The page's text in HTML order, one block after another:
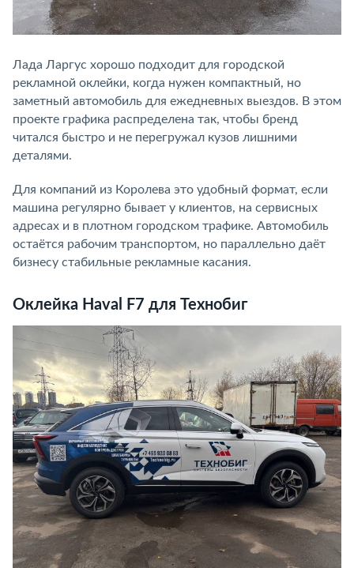
Лада Ларгус хорошо подходит для городской
рекламной оклейки, когда нужен компактный, но
заметный автомобиль для ежедневных выездов. В этом
проекте графика распределена так, чтобы бренд
читался быстро и не перегружал кузов лишними
деталями.
Для компаний из Королева это удобный формат, если
машина регулярно бывает у клиентов, на сервисных
адресах и в плотном городском трафике. Автомобиль
остаётся рабочим транспортом, но параллельно даёт
бизнесу стабильные рекламные касания.
Оклейка Haval F7 для Технобиг